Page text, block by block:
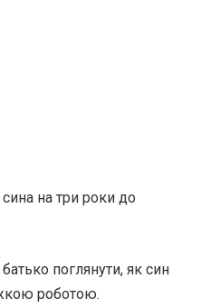
на три роки до
поглянути, як син
роботою.